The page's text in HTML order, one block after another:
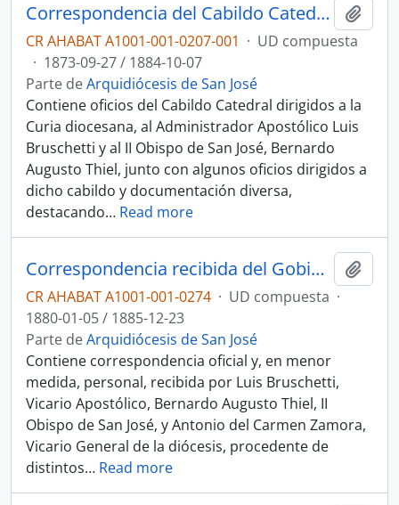
Correspondencia del Cabildo Catedral
CR AHABAT A1001-001-0207-001 · UD compuesta
· 1873-09-27 / 1884-10-07
Parte deArquidiócesis de San José
Contiene oficios del Cabildo Catedral dirigidos a la
Curia diocesana, al Administrador Apostólico Luis
Bruschetti y al II Obispo de San José, Bernardo
Augusto Thiel, junto con algunos oficios dirigidos a
dicho cabildo y documentación diversa,
destacando… Read more
Correspondencia recibida del Gobierno de la República (1880-1885)
CR AHABAT A1001-001-0274 · UD compuesta ·
1880-01-05 / 1885-12-23
Parte deArquidiócesis de San José
Contiene correspondencia oficial y, en menor
medida, personal, recibida por Luis Bruschetti,
Vicario Apostólico, Bernardo Augusto Thiel, II
Obispo de San José, y Antonio del Carmen Zamora,
Vicario General de la diócesis, procedente de
distintos… Read more